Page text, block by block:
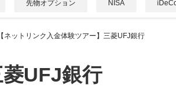
先物オプション NISA
【ネットリンク入金体験ツアー】三菱UFJ銀行
UFJ銀行